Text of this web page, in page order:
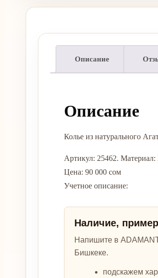
Описание
Описание
Колье из натурального
Артикул: 25462. Материал:
Цена: 90 000 сом
Учетное описание:
Наличие,
Напишите в
Бишкеке.
подскажем